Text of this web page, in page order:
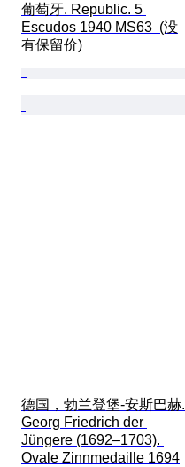
葡萄牙. Republic. 5
Escudos 1940 MS63  (没
有保留价)
德国，勃兰登堡-安斯巴赫.
Georg Friedrich der
Jüngere (1692–1703).
Ovale Zinnmedaille 1694